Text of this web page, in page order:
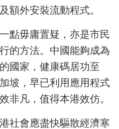
額外安裝流動程式。
點毋庸置疑，亦是市民
的方法。中國能夠成為
國家，健康碼居功至
坡，早已利用應用程式
非凡，值得本港效仿。
社會應盡快驅散經濟寒